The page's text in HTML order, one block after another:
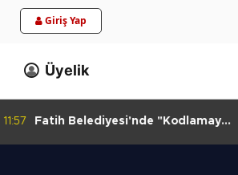
Giriş Yap
Üyelik
11:57
Fatih Belediyesi'nde "Kodlamaya